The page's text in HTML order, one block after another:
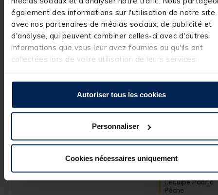
également des informations sur l'utilisation de notre site
avec nos partenaires de médias sociaux, de publicité et
d'analyse, qui peuvent combiner celles-ci avec d'autres
informations que vous leur avez fournies ou qu'ils ont
collectées lors de votre utilisation de leurs services.
Autoriser tous les cookies
Personnaliser
Cookies nécessaires uniquement
Basé sur2 avis soumis à un
contrôle
Voir tous les avis sur ce site
5étoiles
2
4étoiles
0
Utile(0) Signaler
Réponse de
pacificpeche.com
Nous vous
votre
commentaire
très positif.
à vos attentes
parmi nos
réel plaisir.
L’équipe Pacific
Pêche